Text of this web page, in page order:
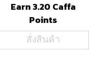
Earn 3.20 Caffa
Points
สั่งสินค้า